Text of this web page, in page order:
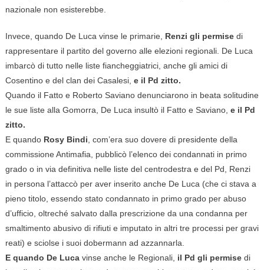
nazionale non esisterebbe.
Invece, quando De Luca vinse le primarie, Renzi gli permisedi
rappresentare il partito del governo alle elezioni regionali. De Luca
imbarcò di tutto nelle liste fiancheggiatrici, anche gli amici di
Cosentino e del clan dei Casalesi, e il Pd zitto.
Quando il Fatto e Roberto Saviano denunciarono in beata solitudine
le sue liste alla Gomorra, De Luca insultò il Fatto e Saviano, e il Pd
zitto.
E quando Rosy Bindi , com’era suo dovere di presidente della
commissione Antimafia, pubblicò l’elenco dei condannati in primo
grado o in via definitiva nelle liste del centrodestra e del Pd, Renzi
in persona l’attaccò per aver inserito anche De Luca (che ci stava a
pieno titolo, essendo stato condannato in primo grado per abuso
d’ufficio, oltreché salvato dalla prescrizione da una condanna per
smaltimento abusivo di rifiuti e imputato in altri tre processi per gravi
reati) e sciolse i suoi dobermann ad azzannarla.
E quando De Lucavinse anche le Regionali, il Pd gli permisedi